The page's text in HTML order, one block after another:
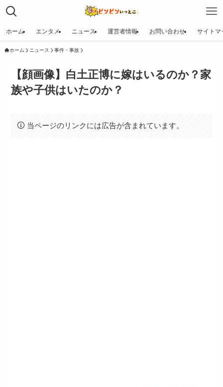
ホーム エンタメ ニュース 運営者情報 お問い合わせ サイトマ
ホーム ニュース 事件・事故
【顔画像】白土正博に嫁はいるのか？家
族や子供はいたのか？
当ページのリンクには広告が含まれています。